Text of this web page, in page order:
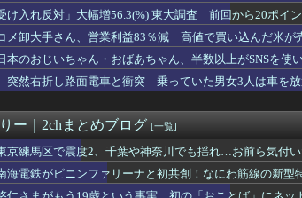
け入れ反対」大幅増56.3(%) 東大調査 前回から20ポイ
メ卸大手さん、営業利益83％減 高値で買い込んだ米が
本のおじいちゃん・おばあちゃん、半数以上がSNSを使
突然右折し路面電車と衝突 乗っていた男女3人は車を
ー｜2chまとめブログ [一覧]
京練馬区で震度2、千葉や神奈川でも揺れ…お前ら気付い
海電鉄がピニンファリーナと初共創！なにわ筋線の新型